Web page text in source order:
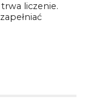
liczenie.